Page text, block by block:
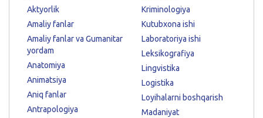
Aktyorlik
Amaliy fanlar
Amaliy fanlar va Gumanitar
yordam
Anatomiya
Animatsiya
Aniq fanlar
Antrapologiya
Kriminologiya
Kutubxona ishi
Laboratoriya ishi
Leksikografiya
Lingvistika
Logistika
Loyihalarni boshqarish
Madaniyat